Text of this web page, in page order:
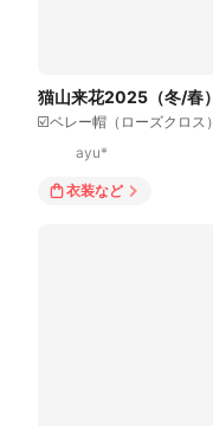
猫山来花2025（冬/春）
☑️ベレー帽（ローズクロス）
ayu*
衣装など